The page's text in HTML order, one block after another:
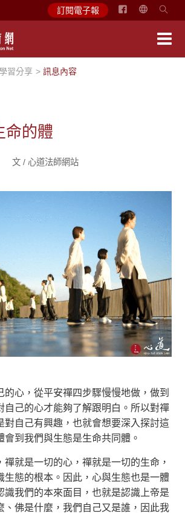
訂閱電子報
简
習分享 訊息內容
命的體
文 / 心道法師網站
的心，從平安禪四步驟慢慢地做，做到
自己的心才能夠了解跟明白。所以對禪
對自己有興趣，也就會想要深入探討這
會到我們與生態是生命共同體。
禪就是一切的心，禪就是一切的生命，
生態的根本。因此，心與生態也是一體
識我們的本來面目，也就是認識上帝是
、佛是什麼，我們自己又是誰，因此我